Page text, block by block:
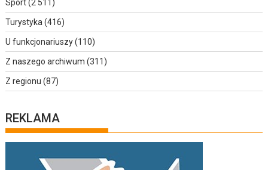
Sport(2 511)
Turystyka (416)
U funkcjonariuszy(110)
Z naszego archiwum (311)
Z regionu (87)
REKLAMA